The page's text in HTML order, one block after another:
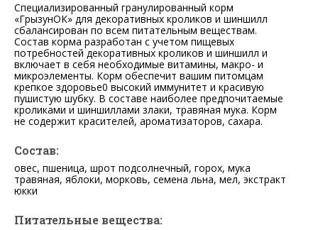
Специализированный гранулированный корм
«ГрызунОК» для декоративных кроликов и шиншилл
сбалансирован по всем питательным веществам.
Состав корма разработан с учетом пищевых
потребностей декоративных кроликов и шиншилл и
включает в себя необходимые витамины, макро- и
микроэлементы. Корм обеспечит вашим питомцам
крепкое здоровье0 высокий иммунитет и красивую
пушистую шубку. В составе наиболее предпочитаемые
кроликами и шиншиллами злаки, травяная мука. Корм
не содержит красителей, ароматизаторов, сахара.
Состав:
овес, пшеница, шрот подсолнечный, горох, мука
травяная, яблоки, морковь, семена льна, мел, экстракт
юкки
Питательные вещества: